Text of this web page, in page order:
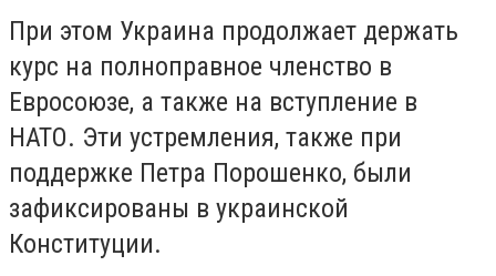
При этом Украина продолжает держать
курс на полноправное членство в
Евросоюзе, а также на вступление в
НАТО. Эти устремления, также при
поддержке Петра Порошенко, были
зафиксированы в украинской
Конституции.